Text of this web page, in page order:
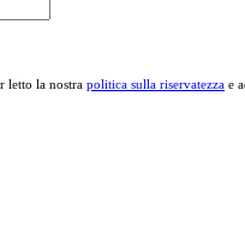
letto la nostra politica sulla riservatezza e